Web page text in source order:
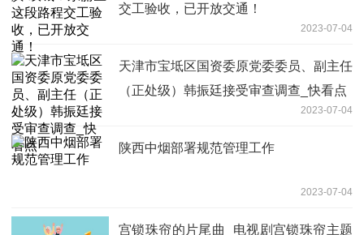
交工验收，已开放交通！
2023-07-04
天津市宝坻区国资委原党委委员、副主任
（正处级）韩振廷接受审查调查_快看点
2023-07-04
陕西中烟部署规范管理工作
2023-07-04
宫锁珠帘的片尾曲_电视剧宫锁珠帘主题